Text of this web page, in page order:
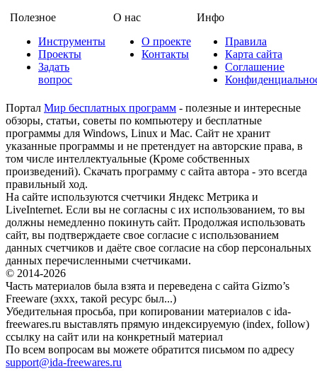
Полезное
Инструменты
Проекты
Задать
вопрос
О нас
О проекте
Контакты
Инфо
Правила
Карта сайта
Соглашение
Портал Мир бесплатных программ - полезные и интересные
обзоры, статьи, советы по компьютеру и бесплатные
программы для Windows, Linux и Mac. Сайт не хранит
указанные программы и не претендует на авторские права, в
том числе интеллектуальные (Кроме собственных
произведений). Скачать программу с сайта автора - это всегда
правильный ход.
На сайте используются счетчики Яндекс Метрика и
LiveInternet. Если вы не согласны с их использованием, то вы
должны немедленно покинуть сайт. Продолжая использовать
сайт, вы подтверждаете свое согласие с использованием
данных счетчиков и даёте свое согласие на сбор персональных
данных перечисленными счетчиками.
© 2014-2026
Часть материалов была взята и переведена с сайта Gizmo’s
Freeware (эххх, такой ресурс был...)
Убедительная просьба, при копировании материалов с ida-
freewares.ru выставлять прямую индексируемую (index, follow)
ссылку на сайт или на конкретный материал
По всем вопросам вы можете обратится письмом по адресу
support@ida-freewares.ru